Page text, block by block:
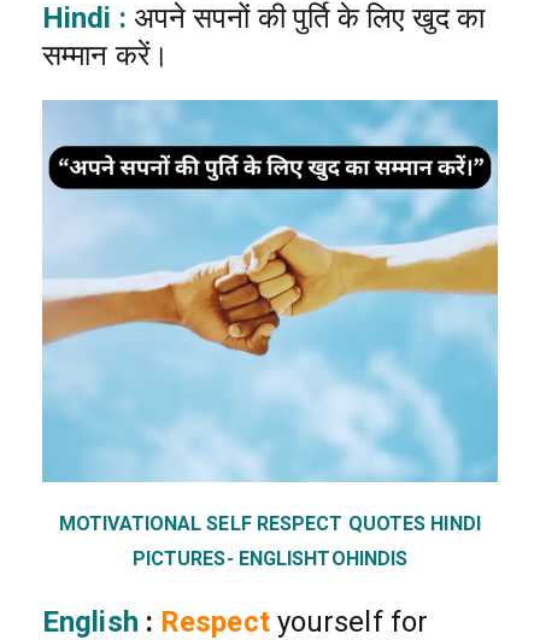
Hindi : अपने सपनों की पुर्ति के लिए खुद का
सम्मान करें।
MOTIVATIONAL SELF RESPECT QUOTES HINDI
PICTURES- ENGLISHTOHINDIS
English : Respectyourself for